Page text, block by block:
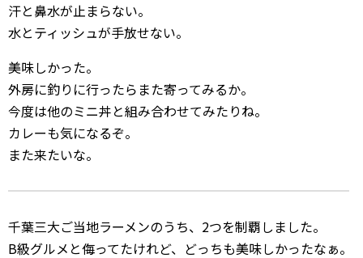
汗と鼻水が止まらない。
水とティッシュが手放せない。
美味しかった。
外房に釣りに行ったらまた寄ってみるか。
今度は他のミニ丼と組み合わせてみたりね。
カレーも気になるぞ。
また来たいな。
千葉三大ご当地ラーメンのうち、2つを制覇しました。
B級グルメと侮ってたけれど、どっちも美味しかったなぁ。